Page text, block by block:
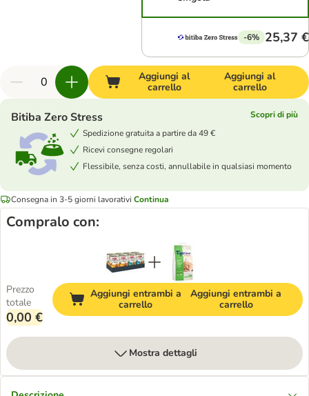
-6% 25,37 €
Aggiungi al
carrello
Aggiungi al
carrello
Bitiba Zero Stress
Scopri di più
Spedizione gratuita a partire da 49 €
Ricevi consegne regolari
Flessibile, senza costi, annullabile in qualsiasi momento
Consegna in 3-5 giorni lavorativi Continua
Compralo con:
Prezzo
totale
0,00 €
Aggiungi entrambi a
carrello
Aggiungi entrambi a
carrello
Mostra dettagli